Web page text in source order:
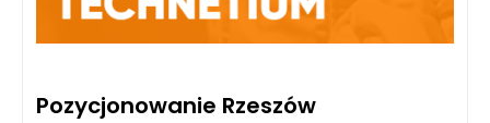
Pozycjonowanie Rzeszów